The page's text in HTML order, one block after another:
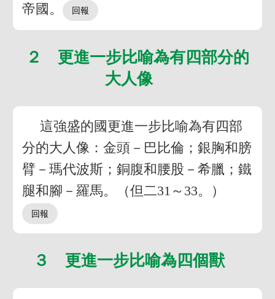
帝國。
２ 更進一步比喻為有四部分的
大人像
這強盛的國更進一步比喻為有四部
分的大人像：金頭－巴比倫；銀胸和膀
臂－瑪代波斯；銅腹和腰股－希臘；鐵
腿和腳－羅馬。（但二31～33。）
３ 更進一步比喻為四個獸